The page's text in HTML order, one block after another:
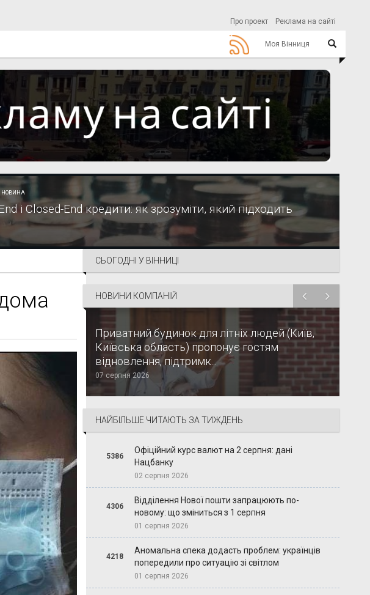
Про проект Реклама на сайті
Моя Вінниця
НОВИНА
і Closed-End кредити: як зрозуміти, який підходить
СЬОГОДНІ У ВІННИЦІ
НОВИНИ КОМПАНІЙ
Приватний будинок для літніх людей (Київ,
Київська область) пропонує гостям
відновлення, підтримк...
07 серпня 2026
НАЙБІЛЬШЕ ЧИТАЮТЬ ЗА ТИЖДЕНЬ
5386
Офіційний курс валют на 2 серпня: дані
Нацбанку
02 серпня 2026
4306
Відділення Нової пошти запрацюють по-
новому: що зміниться з 1 серпня
01 серпня 2026
4218
Аномальна спека додасть проблем: українців
попередили про ситуацію зі світлом
01 серпня 2026